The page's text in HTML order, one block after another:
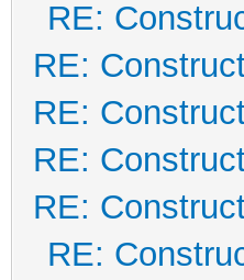
RE:
RE:
RE:
RE:
RE:
RE: